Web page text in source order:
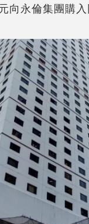
向永倫集團購